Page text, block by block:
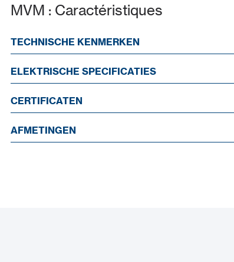
MVM : Caractéristiques
TECHNISCHE KENMERKEN
ELEKTRISCHE SPECIFICATIES
CERTIFICATEN
AFMETINGEN